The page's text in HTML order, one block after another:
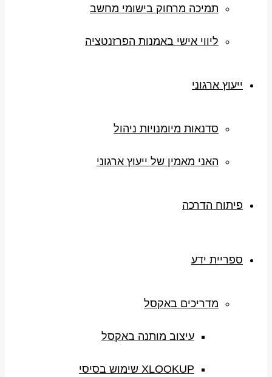
תמיכה מרחוק בישומי מחשב
ליווי אישי באמנות הפרזנטציה
ייעוץ ארגוני
סדנאות מיומנויות ניהול
האני מאמין של ייעוץ ארגוני
פיתוח הדרכה
ספריית ידע
מדריכים באקסל
עיצוב מותנה באקסל
XLOOKUP שימוש בסיסי